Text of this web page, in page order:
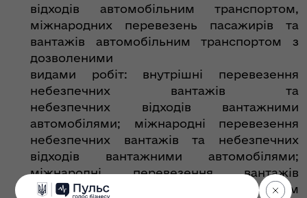
відходів автомобільним транспортом,
міжнародних перевезень пасажирів та
вантажів автомобільним транспортом з
дозволеними
видами робіт: внутрішні перевезення
небезпечних вантажів та
небезпечних відходів вантажними
автомобілями; міжнародні перевезення
небезпечних вантажів та небезпечних
відходів вантажними автомобілями;
міжнародні перевезення вантажів
вантажними автомобілями (крім